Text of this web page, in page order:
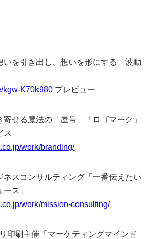
を引き出し、想いを形にする 波動
kgw-K70k980 プレビュー
せる魔法の「屋号」「ロゴマーク」
ス
work/branding/
スコンサルティング「一番伝えたい
ス」
work/mission-consulting/
刷主催「マーケティングマインド